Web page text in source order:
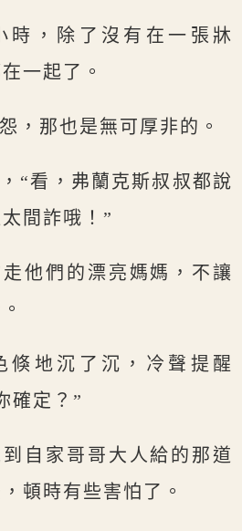
時，除了沒有在一張牀
一起了。
，那也是無可厚非的。
“看，弗蘭克斯叔叔都說
間詐哦！”
他們的漂亮媽媽，不讓
倏地沉了沉，冷聲提醒
確定？”
自家哥哥大人給的那道
頓時有些害怕了。